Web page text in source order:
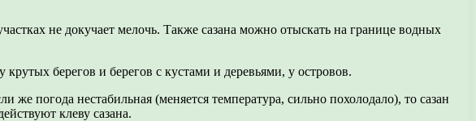
не докучает мелочь. Также сазана можно отыскать на границе водных
берегов и берегов с кустами и деревьями, у островов.
погода нестабильная (меняется температура, сильно похолодало), то сазан
клеву сазана.